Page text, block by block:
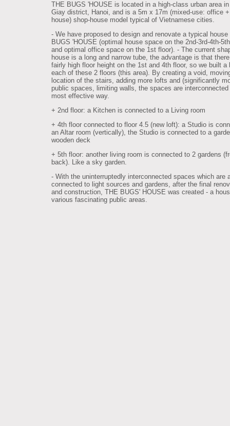
THE BUGS 'HOUSE is located in a high-class urban area
Giay district, Hanoi, and is a 5m x 17m (mixed-use: office
house) shop-house model typical of Vietnamese cities.
- We have proposed to design and renovate a typical house
BUGS 'HOUSE (optimal house space on the 2nd-3rd-4th-
and optimal office space on the 1st floor). - The current
house is a long and narrow tube, the advantage is that
fairly high floor height on the 1st and 4th floor, so we built a
each of these 2 floors (this area). By creating a void,
location of the stairs, adding more lofts and (significantly
public spaces, limiting walls, the spaces are
most effective way.
+ 2nd floor: a Kitchen is connected to a Living room
+ 4th floor connected to floor 4.5 (new loft): a Studio is
an Altar room (vertically), the Studio is connected to a
wooden deck
+ 5th floor: another living room is connected to 2 gardens
back). Like a sky garden.
- With the uninterruptedly interconnected spaces which are
connected to light sources and gardens, after the final
and construction, THE BUGS' HOUSE was created - a
various fascinating public areas.